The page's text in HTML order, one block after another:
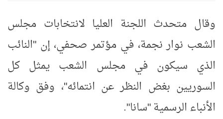
وقال متحدث اللجنة العليا لانتخابات مجلس
الشعب نوار نجمة، في مؤتمر صحفي، إن "النائب
الذي سيكون في مجلس الشعب يمثل كل
السوريين بغض النظر عن انتمائه"، وفق وكالة
الأنباء الرسمية "سانا".